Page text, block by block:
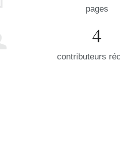
pages
4
contributeurs